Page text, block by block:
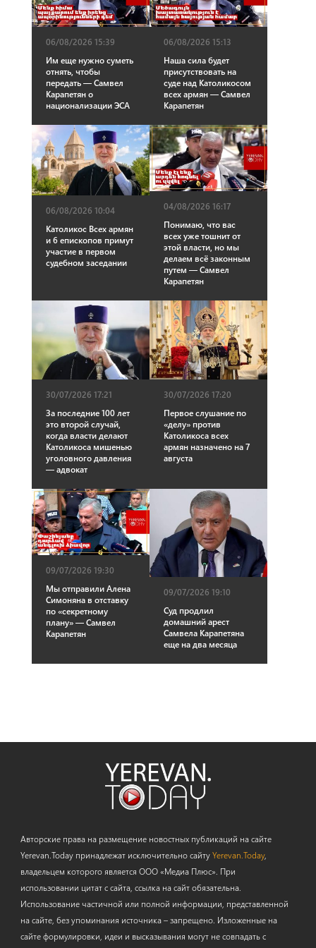
06/08/2026 15:39
Им еще нужно суметь
отнять, чтобы
передать — Самвел
Карапетян о
национализации ЭСА
06/08/2026 15:13
Наша сила будет
присутствовать на
суде над Католикосом
всех армян — Самвел
Карапетян
06/08/2026 10:04
Католикос Всех армян
и 6 епископов примут
участие в первом
судебном заседании
04/08/2026 16:17
Понимаю, что вас
всех уже тошнит от
этой власти, но мы
делаем всё законным
путем — Самвел
Карапетян
30/07/2026 17:21
За последние 100 лет
это второй случай,
когда власти делают
Католикоса мишенью
уголовного давления
— адвокат
30/07/2026 17:20
Первое слушание по
«делу» против
Католикоса всех
армян назначено на 7
августа
09/07/2026 19:30
Мы отправили Алена
Симоняна в отставку
по «секретному
плану» — Самвел
Карапетян
09/07/2026 19:10
Суд продлил
домашний арест
Самвела Карапетяна
еще на два месяца
Авторские права на размещение новостных публикаций на сайте
Yerevan.Today принадлежат исключительно сайтуYerevan.Today,
владельцем которого является ООО «Медиа Плюс». При
использовании цитат с сайта, ссылка на сайт обязательна.
Использование частичной или полной информации, представленной
на сайте, без упоминания источника – запрещено. Изложенные на
сайте формулировки, идеи и высказывания могут не совпадать с